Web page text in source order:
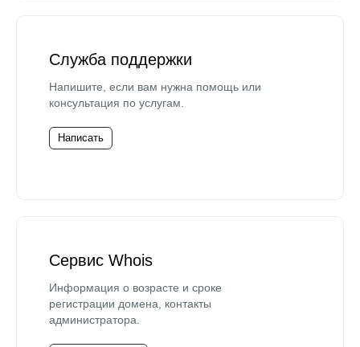
Служба поддержки
Напишите, если вам нужна помощь или
консультация по услугам.
Написать
Сервис Whois
Информация о возрасте и сроке
регистрации домена, контакты
администратора.